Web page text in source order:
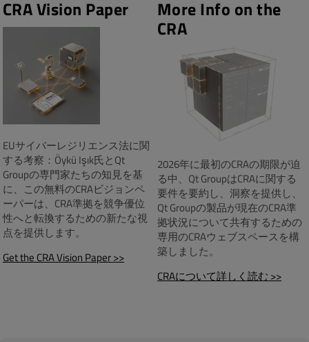
CRA Vision Paper
EUサイバーレジリエンス法に関
する考察：Öykü Işık氏とQt
Groupの専門家たちの知見を基
に、この無料のCRAビジョンペ
ーパーは、CRA準拠を競争優位
性へと転換するための新たな視
点を提供します。
Get the CRA Vision Paper >>
More Info on the
CRA
2026年に最初のCRAの期限が迫
る中、Qt GroupはCRAに関する
要件を要約し、洞察を提供し、
Qt Groupの製品が現在のCRA準
拠状況について共有するための
専用のCRAウェブスペースを構
築しました。
CRAについて詳しく読む >>